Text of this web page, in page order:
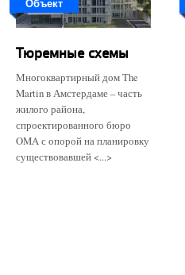
Объект
Тюремные схемы
Многоквартирный дом The
Martin в Амстердаме – часть
жилого района,
спроектированного бюро
OMA с опорой на планировку
существовавшей <...>